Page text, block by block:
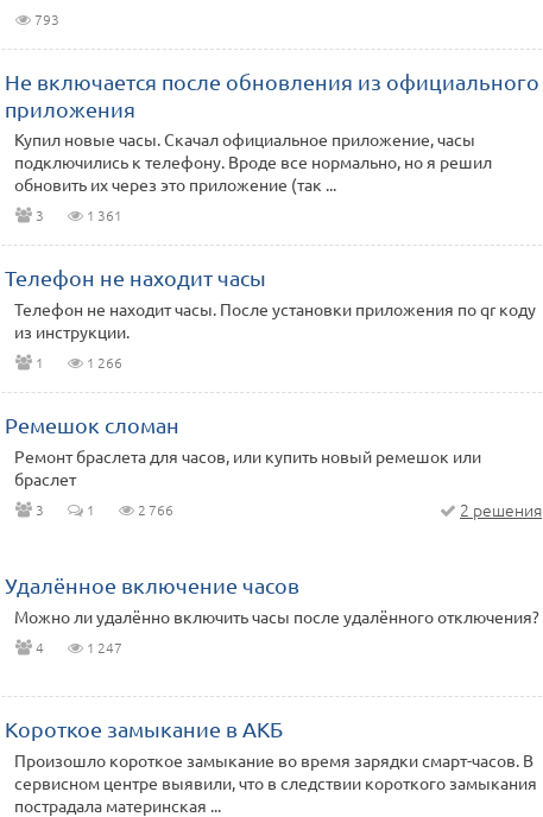
793
Не включается после обновления из официального
приложения
Купил новые часы. Скачал официальное приложение, часы
подключились к телефону. Вроде все нормально, но я решил
обновить их через это приложение (так ...
3 1 361
Телефон не находит часы
Телефон не находит часы. После установки приложения по qr коду
из инструкции.
1 1 266
Ремешок сломан
Ремонт браслета для часов, или купить новый ремешок или
браслет
3 1 2 766 2 решения
Удалённое включение часов
Можно ли удалённо включить часы после удалённого отключения?
4 1 247
Короткое замыкание в АКБ
Произошло короткое замыкание во время зарядки смарт-часов. В
сервисном центре выявили, что в следствии короткого замыкания
пострадала материнская ...